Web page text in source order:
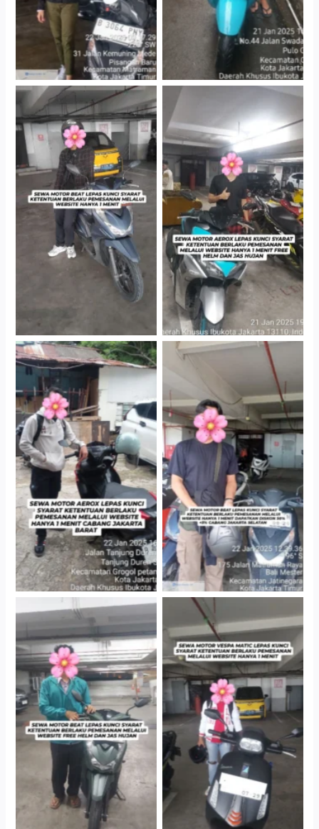
Cityplaza Jatinegara
Gedung Parkir P6A
Cityplaza Jatinegara
Gedung Parkir P6A
Cabang Jakarta Barat
Cityplaza Jatinegara
Gedung Parkir P6A
Cityplaza Jatinegara
Gedung Parkir P6A
Cityplaza Jatinegara
Gedung Parkir P6A